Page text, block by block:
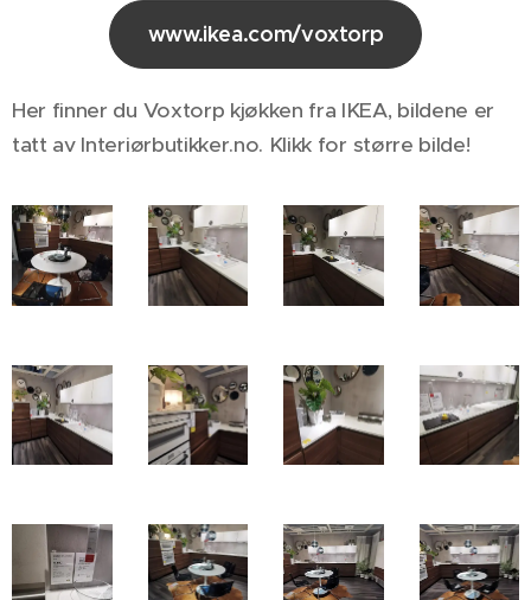
www.ikea.com/voxtorp
Her finner du Voxtorp kjøkken fra IKEA, bildene er
tatt av Interiørbutikker.no. Klikk for større bilde!